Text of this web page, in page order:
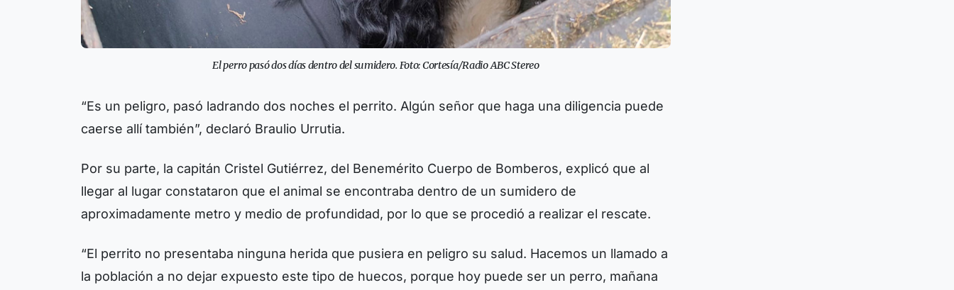
El perro pasó dos días dentro del sumidero. Foto: Cortesía/Radio ABC Stereo
“Es un peligro, pasó ladrando dos noches el perrito. Algún señor que haga una diligencia puede
caerse allí también”, declaró Braulio Urrutia.
Por su parte, la capitán Cristel Gutiérrez, del Benemérito Cuerpo de Bomberos, explicó que al
llegar al lugar constataron que el animal se encontraba dentro de un sumidero de
aproximadamente metro y medio de profundidad, por lo que se procedió a realizar el rescate.
“El perrito no presentaba ninguna herida que pusiera en peligro su salud. Hacemos un llamado a
la población a no dejar expuesto este tipo de huecos, porque hoy puede ser un perro, mañana